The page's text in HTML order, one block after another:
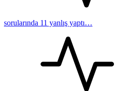
sorularında 11 yanlış yaptı…